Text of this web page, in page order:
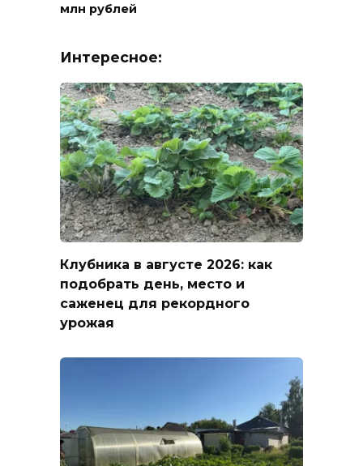
млн рублей
Интересное:
Клубника в августе 2026: как
подобрать день, место и
саженец для рекордного
урожая